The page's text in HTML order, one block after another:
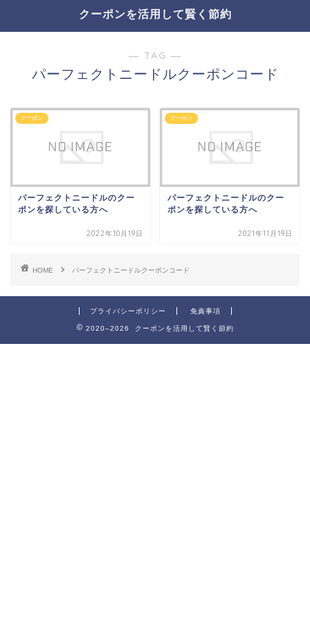
クーポンを活用して賢く節約
― TAG ―
パーフェクトニードルクーポンコード
クーポン
パーフェクトニードルのクー
ポンを探している方へ
2022年10月19日
クーポン
パーフェクトニードルのクー
ポンを探している方へ
2021年11月19日
HOME パーフェクトニードルクーポンコード
プライバシーポリシー 免責事項
2020–2026 クーポンを活用して賢く節約